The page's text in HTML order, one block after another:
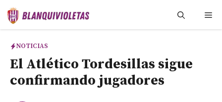
Saltar
NOTICIAS
El Atlético Tordesillas sigue
confirmando jugadores